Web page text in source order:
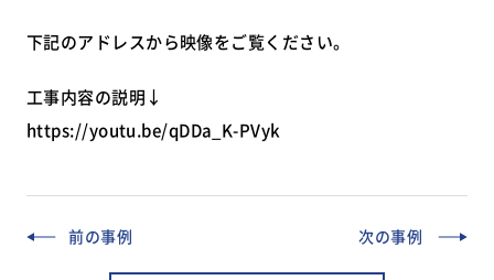
下記のアドレスから映像をご覧ください。
工事内容の説明↓
https://youtu.be/qDDa_K-PVyk
前の事例 次の事例